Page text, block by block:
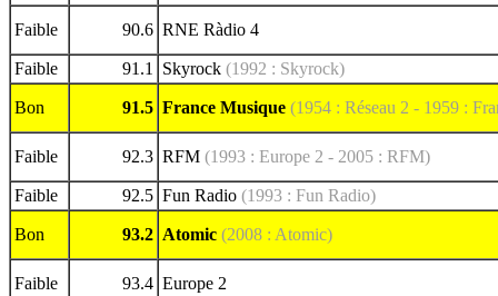
Faible 90.6 RNE Ràdio 4
Faible 91.1 Skyrock (1992 : Skyrock)
Bon 91.5 France Musique (1954 : Réseau 2 - 1959 :
Faible 92.3 RFM (1993 : Europe 2 - 2005 : RFM)
Faible 92.5 Fun Radio (1993 : Fun Radio)
Bon 93.2 Atomic (2008 : Atomic)
Faible 93.4 Europe 2